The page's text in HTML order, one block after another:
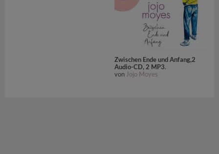
Zwischen Ende und Anfang,2
Audio-CD, 2 MP3.
von Jojo Moyes